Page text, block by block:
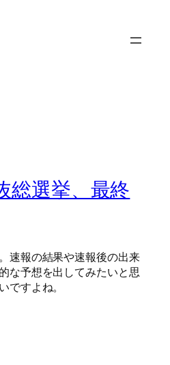
総選挙、最終
速報の結果や速報後の出来
な予想を出してみたいと思
ですよね。